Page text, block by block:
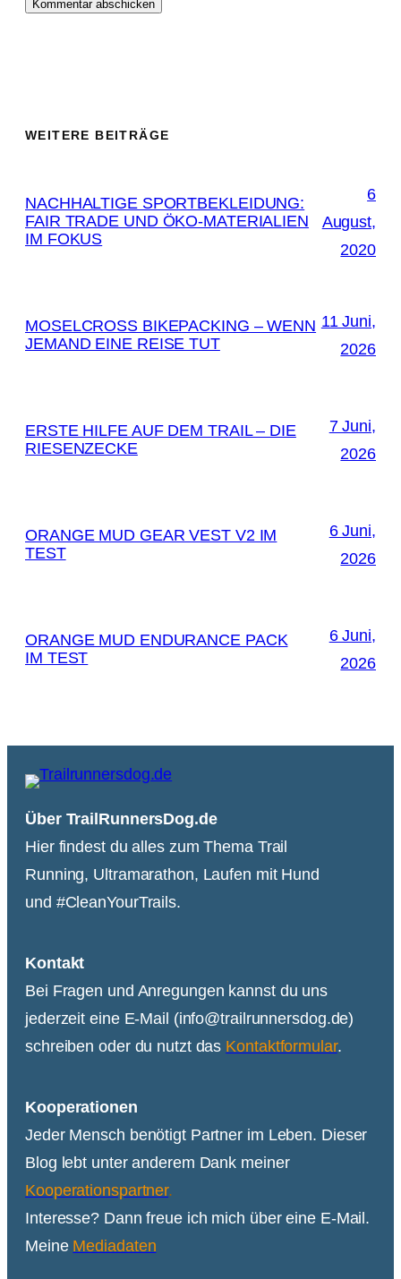
WEITERE BEITRÄGE
NACHHALTIGE SPORTBEKLEIDUNG:
FAIR TRADE UND ÖKO-MATERIALIEN
IM FOKUS
6
August,
2020
MOSELCROSS BIKEPACKING – WENN
JEMAND EINE REISE TUT
11 Juni,
2026
ERSTE HILFE AUF DEM TRAIL – DIE
RIESENZECKE
7 Juni,
2026
ORANGE MUD GEAR VEST V2 IM
TEST
6 Juni,
2026
ORANGE MUD ENDURANCE PACK
IM TEST
6 Juni,
2026
Über TrailRunnersDog.de
Hier findest du alles zum Thema Trail
Running, Ultramarathon, Laufen mit Hund
und #CleanYourTrails.
Kontakt
Bei Fragen und Anregungen kannst du uns
jederzeit eine E-Mail (info@trailrunnersdog.de)
schreiben oder du nutzt das Kontaktformular.
Kooperationen
Jeder Mensch benötigt Partner im Leben. Dieser
Blog lebt unter anderem Dank meiner
Kooperationspartner.
Interesse? Dann freue ich mich über eine E-Mail.
Meine Mediadaten